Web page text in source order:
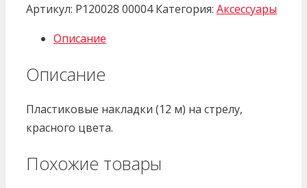
Пластиковые
PCA6
00004
Артикул: P120028 00004 Категория: Аксессуары
Описание
Описание
Пластиковые накладки (12 м) на стрелу,
красного цвета.
Похожие товары